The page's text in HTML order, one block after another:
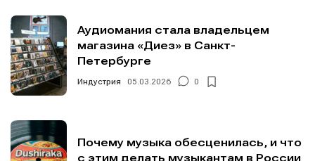
Аудиомания стала владельцем
магазина «Диез» в Санкт-
Петербурге
Индустрия 05.03.2026 0
Почему музыка обесценилась, и что
с этим делать музыкантам в России